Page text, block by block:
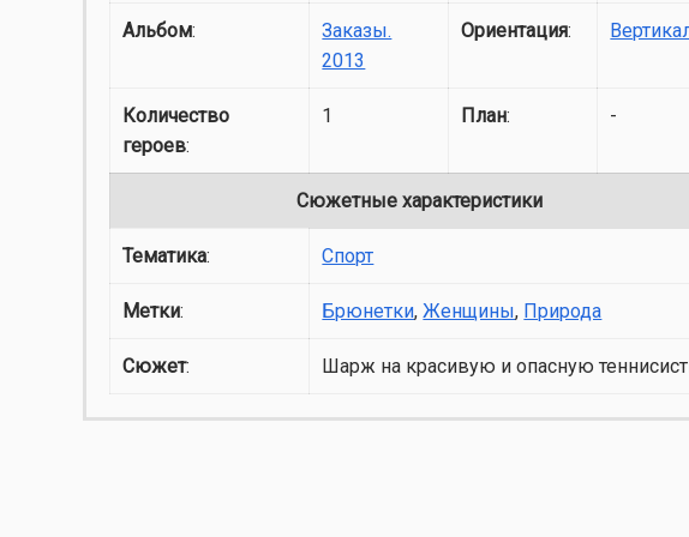
Альбом:
Заказы.
2013
Ориентация:
Количество
героев:
1 План: -
Сюжетные характеристики
Тематика: Спорт
Метки: Брюнетки,Женщины, Природа
Сюжет: Шарж на красивую и опасную